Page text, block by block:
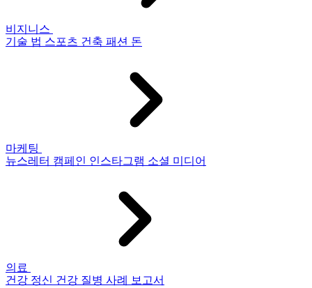
비지니스
기술 법 스포츠 건축 패션 돈
마케팅
뉴스레터 캠페인 인스타그램 소셜 미디어
의료
건강 정신 건강 질병 사례 보고서